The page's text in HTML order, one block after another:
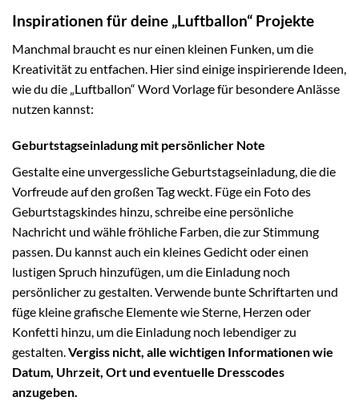
Inspirationen für deine „Luftballon“ Projekte
Manchmal braucht es nur einen kleinen Funken, um die
Kreativität zu entfachen. Hier sind einige inspirierende Ideen,
wie du die „Luftballon“ Word Vorlage für besondere Anlässe
nutzen kannst:
Geburtstagseinladung mit persönlicher Note
Gestalte eine unvergessliche Geburtstagseinladung, die die
Vorfreude auf den großen Tag weckt. Füge ein Foto des
Geburtstagskindes hinzu, schreibe eine persönliche
Nachricht und wähle fröhliche Farben, die zur Stimmung
passen. Du kannst auch ein kleines Gedicht oder einen
lustigen Spruch hinzufügen, um die Einladung noch
persönlicher zu gestalten. Verwende bunte Schriftarten und
füge kleine grafische Elemente wie Sterne, Herzen oder
Konfetti hinzu, um die Einladung noch lebendiger zu
gestalten.Vergiss nicht, alle wichtigen Informationen wie
Datum, Uhrzeit, Ort und eventuelle Dresscodes
anzugeben.